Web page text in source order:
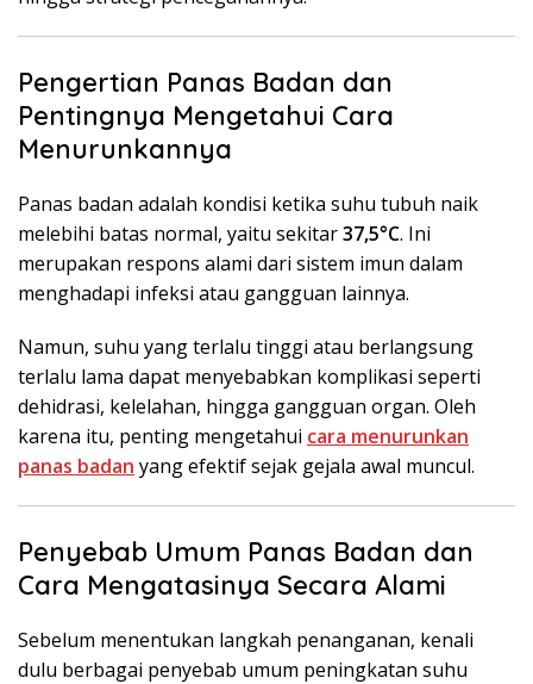
Pengertian Panas Badan dan
Pentingnya Mengetahui Cara
Menurunkannya
Panas badan adalah kondisi ketika suhu tubuh naik
melebihi batas normal, yaitu sekitar37,5°C. Ini
merupakan respons alami dari sistem imun dalam
menghadapi infeksi atau gangguan lainnya.
Namun, suhu yang terlalu tinggi atau berlangsung
terlalu lama dapat menyebabkan komplikasi seperti
dehidrasi, kelelahan, hingga gangguan organ. Oleh
karena itu, penting mengetahui cara menurunkan
panas badan yang efektif sejak gejala awal muncul.
Penyebab Umum Panas Badan dan
Cara Mengatasinya Secara Alami
Sebelum menentukan langkah penanganan, kenali
dulu berbagai penyebab umum peningkatan suhu